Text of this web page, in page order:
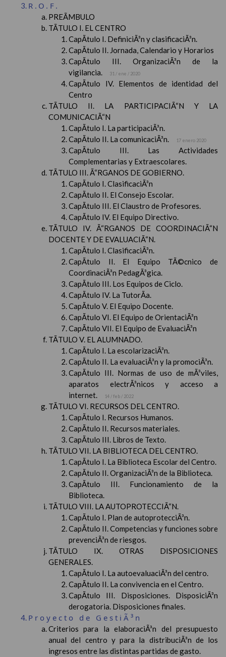
R.O.F.
PREÃMBULO
TÃTULO I. EL CENTRO
CapÃ­tulo I. DefiniciÃ³n y clasificaciÃ³n.
CapÃ­tulo II. Jornada, Calendario y Horarios
CapÃ­tulo III. OrganizaciÃ³n de la
vigilancia.
31 / ene / 2020
CapÃ­tulo IV. Elementos de identidad del
Centro
TÃTULO II. LA PARTICIPACIÃ“N Y LA
COMUNICACIÃ“N
CapÃ­tulo I. La participaciÃ³n.
CapÃ­tulo II. La comunicaciÃ³n.
17 enero 2020
CapÃ­tulo III. Las Actividades
Complementarias y Extraescolares.
TÃTULO III. Ã“RGANOS DE GOBIERNO.
CapÃ­tulo I. ClasificaciÃ³n
CapÃ­tulo II. El Consejo Escolar.
CapÃ­tulo III. El Claustro de Profesores.
CapÃ­tulo IV. El Equipo Directivo.
TÃTULO IV. Ã“RGANOS DE COORDINACIÃ“N
DOCENTE Y DE EVALUACIÃ“N.
CapÃ­tulo I. ClasificaciÃ³n.
CapÃ­tulo II. El Equipo TÃ©cnico de
CoordinaciÃ³n PedagÃ³gica.
CapÃ­tulo III. Los Equipos de Ciclo.
CapÃ­tulo IV. La TutorÃ­a.
CapÃ­tulo V. El Equipo Docente.
CapÃ­tulo VI. El Equipo de OrientaciÃ³n
CapÃ­tulo VII. El Equipo de EvaluaciÃ³n
TÃTULO V. EL ALUMNADO.
CapÃ­tulo I. La escolarizaciÃ³n.
CapÃ­tulo II. La evaluaciÃ³n y la promociÃ³n.
CapÃ­tulo III. Normas de uso de mÃ³viles,
aparatos electrÃ³nicos y acceso a
internet.
14 / feb / 2022
TÃTULO VI. RECURSOS DEL CENTRO.
CapÃ­tulo I. Recursos Humanos.
CapÃ­tulo II. Recursos materiales.
CapÃ­tulo III. Libros de Texto.
TÃTULO VII. LA BIBLIOTECA DEL CENTRO.
CapÃ­tulo I. La Biblioteca Escolar del Centro.
CapÃ­tulo II. OrganizaciÃ³n de la Biblioteca.
CapÃ­tulo III. Funcionamiento de la
Biblioteca.
TÃTULO VIII. LA AUTOPROTECCIÃ“N.
CapÃ­tulo I. Plan de autoprotecciÃ³n.
CapÃ­tulo II. Competencias y funciones sobre
prevenciÃ³n de riesgos.
TÃTULO IX. OTRAS DISPOSICIONES
GENERALES.
CapÃ­tulo I. La autoevaluaciÃ³n del centro.
CapÃ­tulo II. La convivencia en el Centro.
CapÃ­tulo III. Disposiciones. DisposiciÃ³n
derogatoria. Disposiciones finales.
Proyecto de GestiÃ³n
Criterios para la elaboraciÃ³n del presupuesto
anual del centro y para la distribuciÃ³n de los
ingresos entre las distintas partidas de gasto.